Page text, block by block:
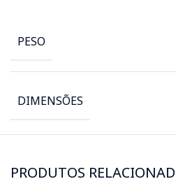
PESO
DIMENSÕES
PRODUTOS